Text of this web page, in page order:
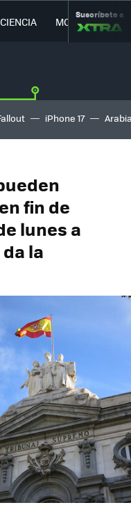
CIENCIA MOVILIDAD
Suscríbete a
iPhone 17
fin de
lunes a
la